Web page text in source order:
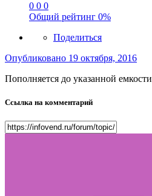
0 0 0
Общий рейтинг 0%
Поделиться
Опубликовано 19 октября, 2016
Пополняется до указанной емкости
Ссылка на комментарий